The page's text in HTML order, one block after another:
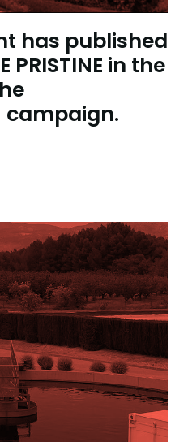
has published
PRISTINE in the
campaign.